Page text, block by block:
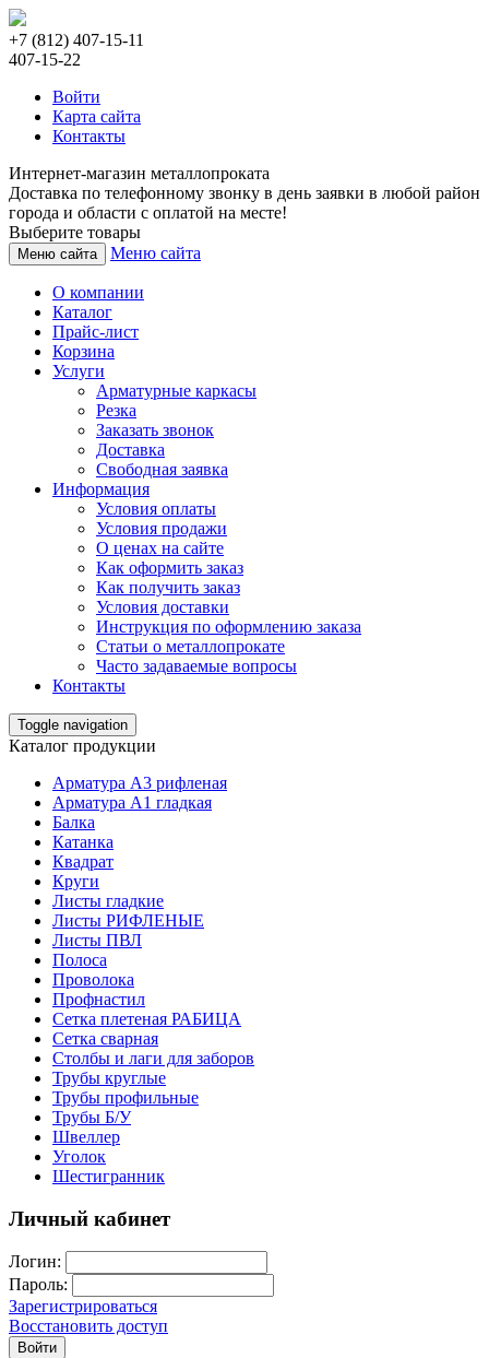
+7 (812) 407-15-11
407-15-22
Войти
Карта сайта
Контакты
Интернет-магазин металлопроката
Доставка по телефонному звонку в день заявки в любой район
города и области с оплатой на месте!
Выберите товары
Меню сайта Меню сайта
О компании
Каталог
Прайс-лист
Корзина
Услуги
Арматурные каркасы
Резка
Заказать звонок
Доставка
Свободная заявка
Информация
Условия оплаты
Условия продажи
О ценах на сайте
Как оформить заказ
Как получить заказ
Условия доставки
Инструкция по оформлению заказа
Статьи о металлопрокате
Часто задаваемые вопросы
Контакты
Toggle navigation
Каталог продукции
Арматура А3 рифленая
Арматура А1 гладкая
Балка
Катанка
Квадрат
Круги
Листы гладкие
Листы РИФЛЕНЫЕ
Листы ПВЛ
Полоса
Проволока
Профнастил
Сетка плетеная РАБИЦА
Сетка сварная
Столбы и лаги для заборов
Трубы круглые
Трубы профильные
Трубы Б/У
Швеллер
Уголок
Шестигранник
Личный кабинет
Логин:
Пароль:
Зарегистрироваться
Восстановить доступ
Войти